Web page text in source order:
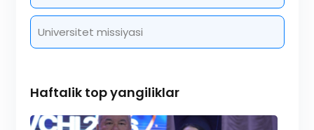
Universitet missiyasi
Haftalik top yangiliklar